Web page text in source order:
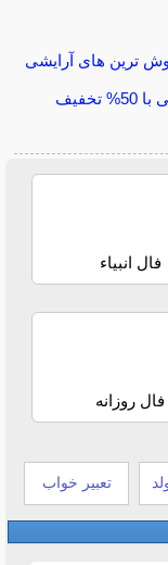
ترین های آرایشی
تخفیف
فال انبیاء
فال روزانه
تعبیر خواب